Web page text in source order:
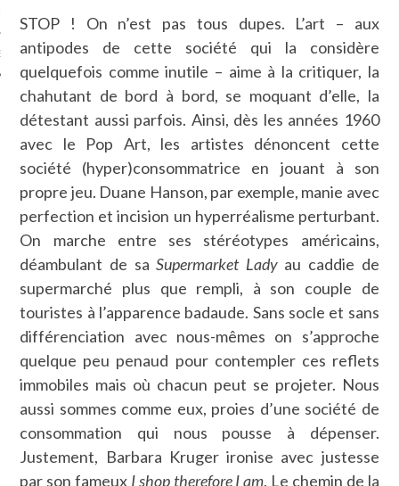
STOP ! On n’est pas tous dupes. L’art – aux
antipodes de cette société qui la considère
quelquefois comme inutile – aime à la critiquer, la
chahutant de bord à bord, se moquant d’elle, la
détestant aussi parfois. Ainsi, dès les années 1960
avec le Pop Art, les artistes dénoncent cette
société (hyper)consommatrice en jouant à son
propre jeu. Duane Hanson, par exemple, manie avec
perfection et incision un hyperréalisme perturbant.
On marche entre ses stéréotypes américains,
déambulant de saSupermarket Ladyau caddie de
supermarché plus que rempli, à son couple de
touristes à l’apparence badaude. Sans socle et sans
différenciation avec nous-mêmes on s’approche
quelque peu penaud pour contempler ces reflets
immobiles mais où chacun peut se projeter. Nous
aussi sommes comme eux, proies d’une société de
consommation qui nous pousse à dépenser.
Justement, Barbara Kruger ironise avec justesse
par son fameux I shop therefore I am. Le chemin de la